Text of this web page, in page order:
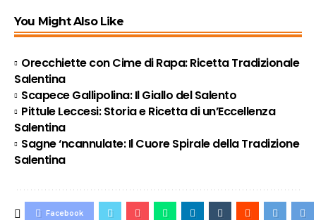
You Might Also Like
Orecchiette con Cime di Rapa: Ricetta Tradizionale
Salentina
Scapece Gallipolina: Il Giallo del Salento
Pittule Leccesi: Storia e Ricetta di un’Eccellenza
Salentina
Sagne ‘ncannulate: Il Cuore Spirale della Tradizione
Salentina
Facebook